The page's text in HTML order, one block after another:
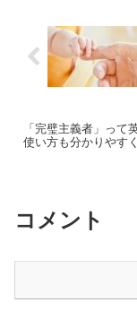
「完璧主義者」って
使い方も分かりやす
コメント